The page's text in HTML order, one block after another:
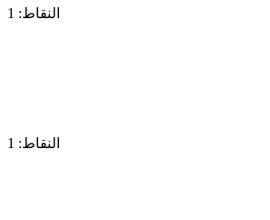
النقاط: 1
النقاط: 1